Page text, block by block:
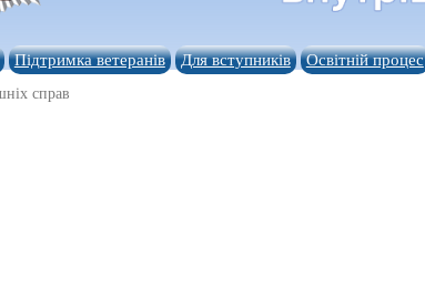
Підтримка ветеранів Для вступників Освітній процес